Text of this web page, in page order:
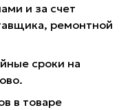
и за счет
ремонтной
сроки на
в товаре